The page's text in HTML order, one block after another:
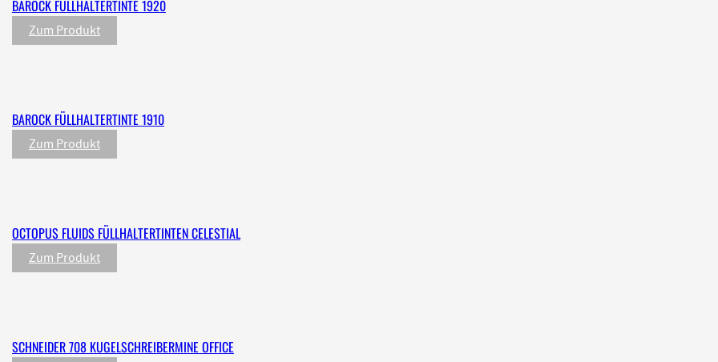
BAROCK FÜLLHALTERTINTE 1920
Zum Produkt
BAROCK FÜLLHALTERTINTE 1910
Zum Produkt
OCTOPUS FLUIDS FÜLLHALTERTINTEN CELESTIAL
Zum Produkt
SCHNEIDER 708 KUGELSCHREIBERMINE OFFICE